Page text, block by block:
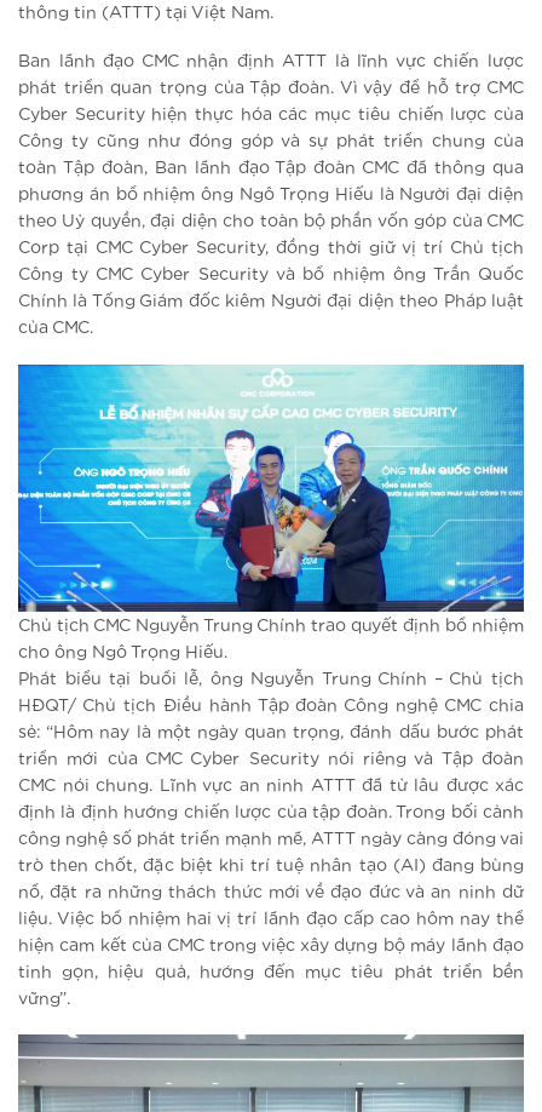
thông tin (ATTT) tại Việt Nam.
Ban lãnh đạo CMC nhận định ATTT là lĩnh vực chiến lược
phát triển quan trọng của Tập đoàn. Vì vậy để hỗ trợ CMC
Cyber Security hiện thực hóa các mục tiêu chiến lược của
Công ty cũng như đóng góp và sự phát triển chung của
toàn Tập đoàn, Ban lãnh đạo Tập đoàn CMC đã thông qua
phương án bổ nhiệm ông Ngô Trọng Hiếu là Người đại diện
theo Uỷ quyền, đại diện cho toàn bộ phần vốn góp của CMC
Corp tại CMC Cyber Security, đồng thời giữ vị trí Chủ tịch
Công ty CMC Cyber Security và bổ nhiệm ông Trần Quốc
Chính là Tổng Giám đốc kiêm Người đại diện theo Pháp luật
của CMC.
Chủ tịch CMC Nguyễn Trung Chính trao quyết định bổ nhiệm
cho ông Ngô Trọng Hiếu.
Phát biểu tại buổi lễ, ông Nguyễn Trung Chính – Chủ tịch
HĐQT/ Chủ tịch Điều hành Tập đoàn Công nghệ CMC chia
sẻ: “Hôm nay là một ngày quan trọng, đánh dấu bước phát
triển mới của CMC Cyber Security nói riêng và Tập đoàn
CMC nói chung. Lĩnh vực an ninh ATTT đã từ lâu được xác
định là định hướng chiến lược của tập đoàn. Trong bối cảnh
công nghệ số phát triển mạnh mẽ, ATTT ngày càng đóng vai
trò then chốt, đặc biệt khi trí tuệ nhân tạo (AI) đang bùng
nổ, đặt ra những thách thức mới về đạo đức và an ninh dữ
liệu. Việc bổ nhiệm hai vị trí lãnh đạo cấp cao hôm nay thể
hiện cam kết của CMC trong việc xây dựng bộ máy lãnh đạo
tinh gọn, hiệu quả, hướng đến mục tiêu phát triển bền
vững”.